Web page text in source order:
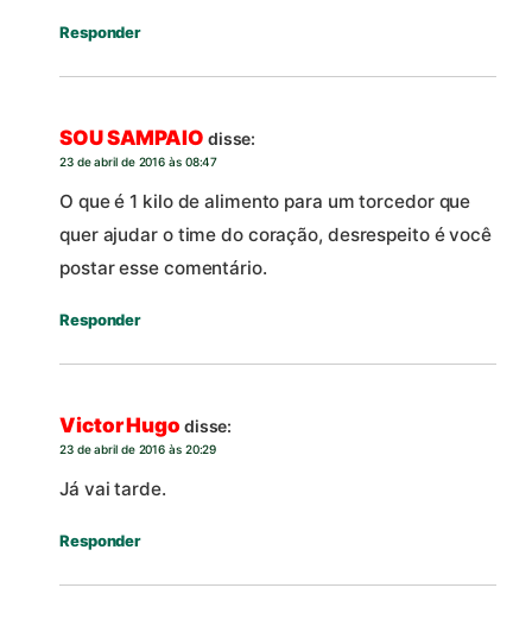
Responder
SOU SAMPAIO disse:
23 de abril de 2016 às 08:47
O que é 1 kilo de alimento para um torcedor que
quer ajudar o time do coração, desrespeito é você
postar esse comentário.
Responder
Victor Hugo disse:
23 de abril de 2016 às 20:29
Já vai tarde.
Responder